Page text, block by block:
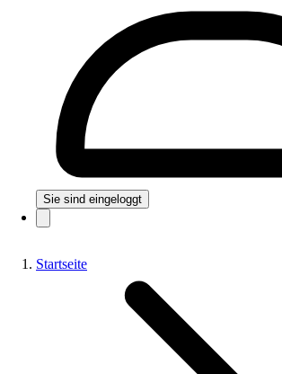
Sie sind eingeloggt
Startseite